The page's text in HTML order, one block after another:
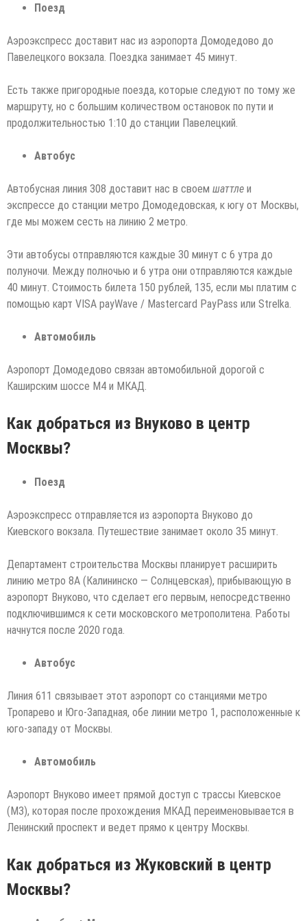
Поезд
Аэроэкспресс доставит нас из аэропорта Домодедово до
Павелецкого вокзала. Поездка занимает 45 минут.
Есть также пригородные поезда, которые следуют по тому же
маршруту, но с большим количеством остановок по пути и
продолжительностью 1:10 до станции Павелецкий.
Автобус
Автобусная линия 308 доставит нас в своем шаттле и
экспрессе до станции метро Домодедовская, к югу от Москвы,
где мы можем сесть на линию 2 метро.
Эти автобусы отправляются каждые 30 минут с 6 утра до
полуночи. Между полночью и 6 утра они отправляются каждые
40 минут. Стоимость билета 150 рублей, 135, если мы платим с
помощью карт VISA payWave / Mastercard PayPass или Strelka.
Автомобиль
Аэропорт Домодедово связан автомобильной дорогой с
Каширским шоссе М4 и МКАД.
Как добраться из Внуково в центр
Москвы?
Поезд
Аэроэкспресс отправляется из аэропорта Внуково до
Киевского вокзала. Путешествие занимает около 35 минут.
Департамент строительства Москвы планирует расширить
линию метро 8А (Калининско — Солнцевская), прибывающую в
аэропорт Внуково, что сделает его первым, непосредственно
подключившимся к сети московского метрополитена. Работы
начнутся после 2020 года.
Автобус
Линия 611 связывает этот аэропорт со станциями метро
Тропарево и Юго-Западная, обе линии метро 1, расположенные к
юго-западу от Москвы.
Автомобиль
Аэропорт Внуково имеет прямой доступ с трассы Киевское
(М3), которая после прохождения МКАД переименовывается в
Ленинский проспект и ведет прямо к центру Москвы.
Как добраться из Жуковский в центр
Москвы?